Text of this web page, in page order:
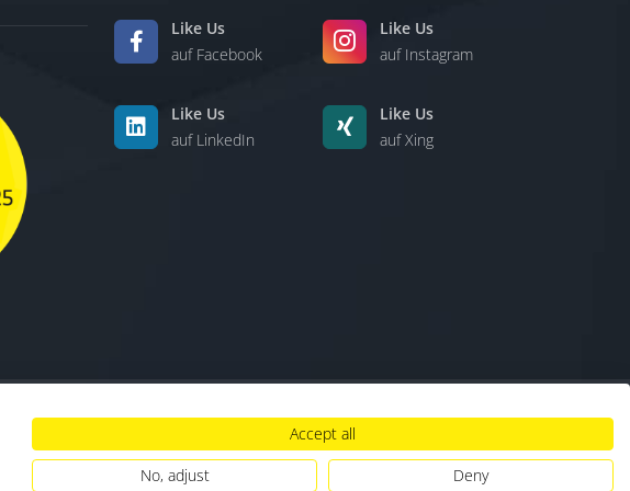
Like Us
auf Facebook
Like Us
auf Instagram
Like Us
auf LinkedIn
Like Us
auf Xing
Hinweisgebersystem
Accept all
No, adjust
Deny